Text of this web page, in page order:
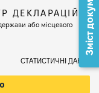
ДЕКЛАРАЦІЙ
або місцевого
СТАТИСТИЧНІ ДАНІ
Зміст документа